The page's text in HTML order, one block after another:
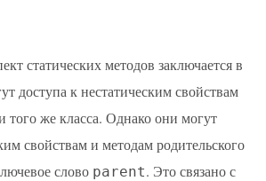
статических методов заключается в
доступа к нестатическим свойствам
того же класса. Однако они могут
свойствам и методам родительского
слово parent. Это связано с